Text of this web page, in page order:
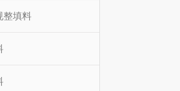
整填料